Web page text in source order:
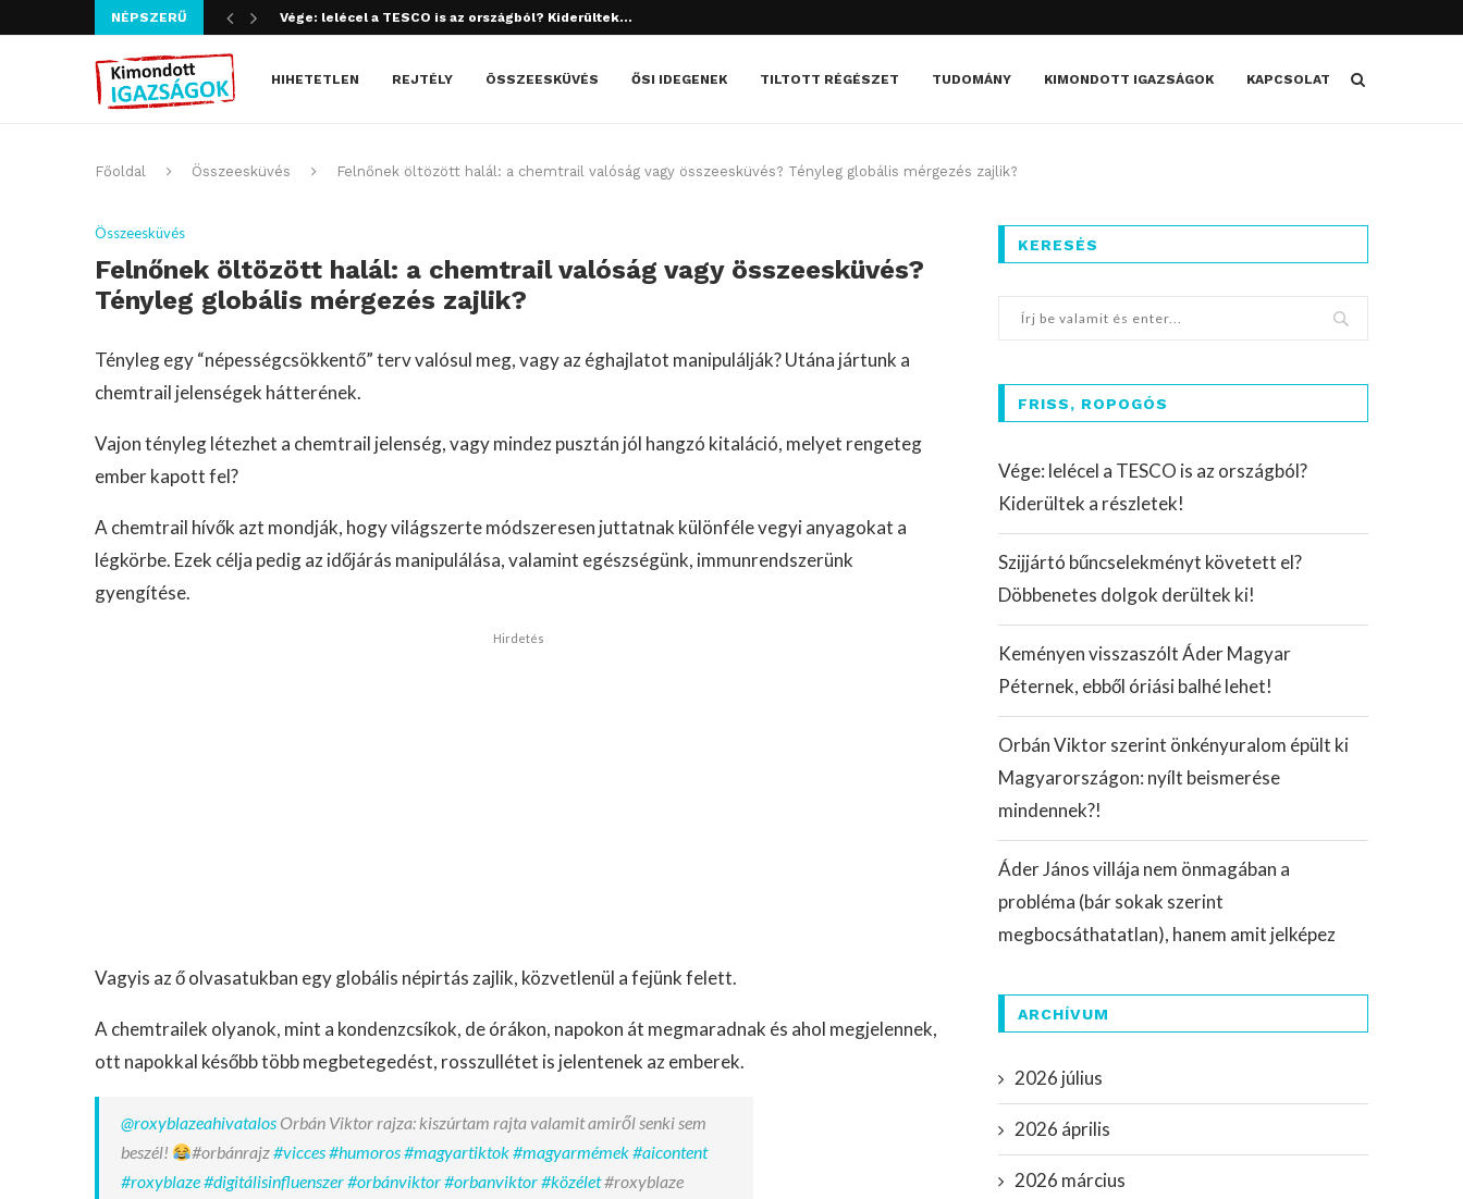
NÉPSZERŰ Szijjártó bűncselekményt követett el? Döbbenetes dolgok derültek ki!
HIHETETLEN REJTÉLY ÖSSZEESKÜVÉS ŐSI IDEGENEK TILTOTT RÉGÉSZET TUDOMÁNY KIMONDOTT IGAZSÁGOK KAPCSOLAT
Főoldal Összeesküvés Felnőnek öltözött halál: a chemtrail valóság vagy összeesküvés? Tényleg globális mérgezés zajlik?
Összeesküvés
Felnőnek öltözött halál: a chemtrail valóság vagy összeesküvés?
Tényleg globális mérgezés zajlik?
Tényleg egy “népességcsökkentő” terv valósul meg, vagy az éghajlatot manipulálják? Utána jártunk a
chemtrail jelenségek hátterének.
Vajon tényleg létezhet a chemtrail jelenség, vagy mindez pusztán jól hangzó kitaláció, melyet rengeteg
ember kapott fel?
A chemtrail hívők azt mondják, hogy világszerte módszeresen juttatnak különféle vegyi anyagokat a
légkörbe. Ezek célja pedig az időjárás manipulálása, valamint egészségünk, immunrendszerünk
gyengítése.
Hirdetés
Vagyis az ő olvasatukban egy globális népirtás zajlik, közvetlenül a fejünk felett.
A chemtrailek olyanok, mint a kondenzcsíkok, de órákon, napokon át megmaradnak és ahol megjelennek,
ott napokkal később több megbetegedést, rosszullétet is jelentenek az emberek.
@roxyblazeahivatalos Orbán Viktor rajza: kiszúrtam rajta valamit amiről senki sem
beszél!
#orbánrajz#vicces#humoros#magyartiktok#magyarmémek#aicontent
#roxyblaze#digitálisinfluenszer#orbánviktor#orbanviktor#közélet#roxyblaze
KERESÉS
FRISS, ROPOGÓS
Vége: lelécel a TESCO is az országból?
Kiderültek a részletek!
Szijjártó bűncselekményt követett el?
Döbbenetes dolgok derültek ki!
Keményen visszaszólt Áder Magyar
Péternek, ebből óriási balhé lehet!
Orbán Viktor szerint önkényuralom épült ki
Magyarországon: nyílt beismerése
mindennek?!
Áder János villája nem önmagában a
probléma (bár sokak szerint
megbocsáthatatlan), hanem amit jelképez
ARCHÍVUM
2026 július
2026 április
2026 március